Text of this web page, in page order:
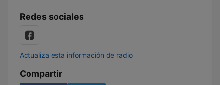
Redes sociales
Actualiza esta información de radio
Compartir